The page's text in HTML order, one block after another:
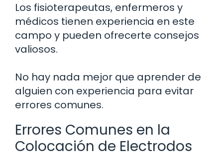
Los fisioterapeutas, enfermeros y
médicos tienen experiencia en este
campo y pueden ofrecerte consejos
valiosos.
No hay nada mejor que aprender de
alguien con experiencia para evitar
errores comunes.
Errores Comunes en la
Colocación de Electrodos